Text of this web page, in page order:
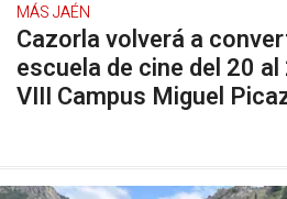
MÁS JAÉN
Cazorla volverá a
escuela de cine del 20
VIII Campus Miguel